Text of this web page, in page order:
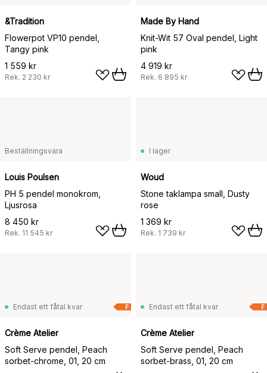
&Tradition
Flowerpot VP10 pendel,
Tangy pink
1 559 kr
Rek. 2 230 kr
Made By Hand
Knit-Wit 57 Oval pendel, Light
pink
4 919 kr
Rek. 6 895 kr
Beställningsvara
Louis Poulsen
PH 5 pendel monokrom,
Ljusrosa
8 450 kr
Rek. 11 545 kr
I lager
Woud
Stone taklampa small, Dusty
rose
1 369 kr
Rek. 1 739 kr
F
Endast ett fåtal kvar
Crème Atelier
Soft Serve pendel, Peach
sorbet-chrome, 01, 20 cm
F
Endast ett fåtal kvar
Crème Atelier
Soft Serve pendel, Peach
sorbet-brass, 01, 20 cm